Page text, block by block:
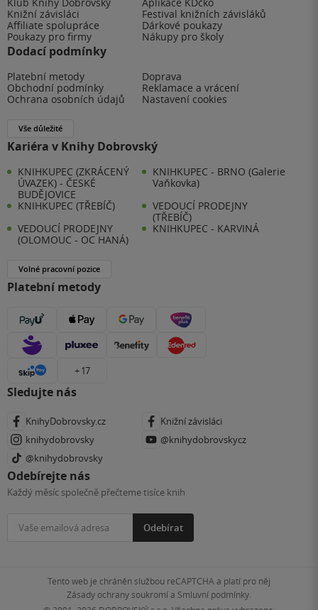
Klub Knihy Dobrovský
Aplikace KDčko
Knižní závisláci
Festival knižních závisláků
Affiliate spolupráce
Dárkové poukazy
Poukazy pro firmy
Nákupy pro školy
Dodací podmínky
Platební metody
Doprava
Obchodní podmínky
Reklamace a vrácení
Ochrana osobních údajů
Nastavení cookies
Vše důležité
Kariéra v Knihy Dobrovský
KNIHKUPEC (ZKRÁCENÝ
ÚVAZEK) - ČESKÉ
BUDĚJOVICE
KNIHKUPEC - BRNO (Galerie
Vaňkovka)
KNIHKUPEC (TŘEBÍČ)
VEDOUCÍ PRODEJNY
(TŘEBÍČ)
VEDOUCÍ PRODEJNY
(OLOMOUC - OC HANÁ)
KNIHKUPEC - KARVINÁ
Volné pracovní pozice
Platební metody
+ 17
Sledujte nás
KnihyDobrovsky.cz
Knižní závisláci
knihydobrovsky
@knihydobrovskycz
@knihydobrovsky
Odebírejte nás
Každý měsíc společně přečteme tisíce knih
Odebírat
Tento web je chráněn službou reCAPTCHA a platí pro něj
Zásady ochrany soukromía Smluvní podmínky.